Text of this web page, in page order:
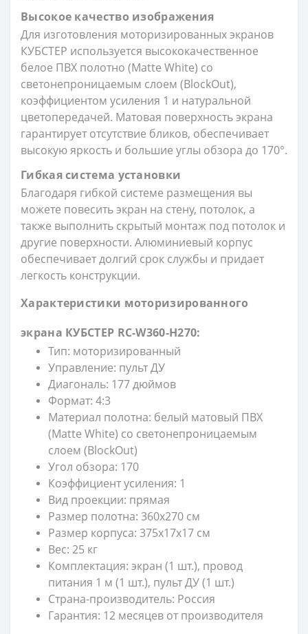
Высокое качество изображения
Для изготовления моторизированных экранов
КУБСТЕР используется высококачественное
белое ПВХ полотно (Matte White) со
светонепроницаемым слоем (BlockOut),
коэффициентом усиления 1 и натуральной
цветопередачей. Матовая поверхность экрана
гарантирует отсутствие бликов, обеспечивает
высокую яркость и большие углы обзора до 170°.
Гибкая система установки
Благодаря гибкой системе размещения вы
можете повесить экран на стену, потолок, а
также выполнить скрытый монтаж под потолок и
другие поверхности. Алюминиевый корпус
обеспечивает долгий срок службы и придает
легкость конструкции.
Характеристики моторизированного
экрана КУБСТЕР RC-W360-H270:
Тип: моторизированный
Управление: пульт ДУ
Диагональ: 177 дюймов
Формат: 4:3
Материал полотна: белый матовый ПВХ
(Matte White) со светонепроницаемым
слоем (BlockOut)
Угол обзора: 170
Коэффициент усиления: 1
Вид проекции: прямая
Размер полотна: 360х270 см
Размер корпуса: 375х17х17 см
Вес: 25 кг
Комплектация: экран (1 шт.), провод
питания 1 м (1 шт.), пульт ДУ (1 шт.)
Страна-производитель: Россия
Гарантия: 12 месяцев от производителя